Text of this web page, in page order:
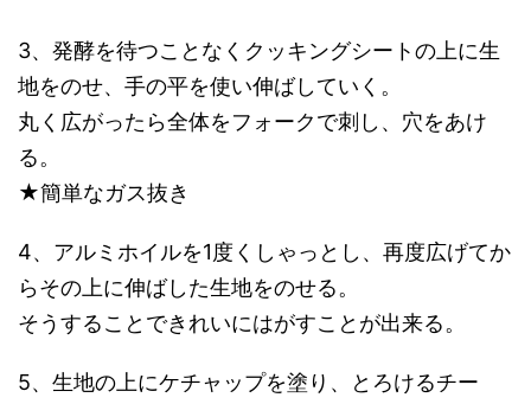
3、発酵を待つことなくクッキングシートの上に生
地をのせ、手の平を使い伸ばしていく。
丸く広がったら全体をフォークで刺し、穴をあけ
る。
★簡単なガス抜き
4、アルミホイルを1度くしゃっとし、再度広げてか
らその上に伸ばした生地をのせる。
そうすることできれいにはがすことが出来る。
5、生地の上にケチャップを塗り、とろけるチー